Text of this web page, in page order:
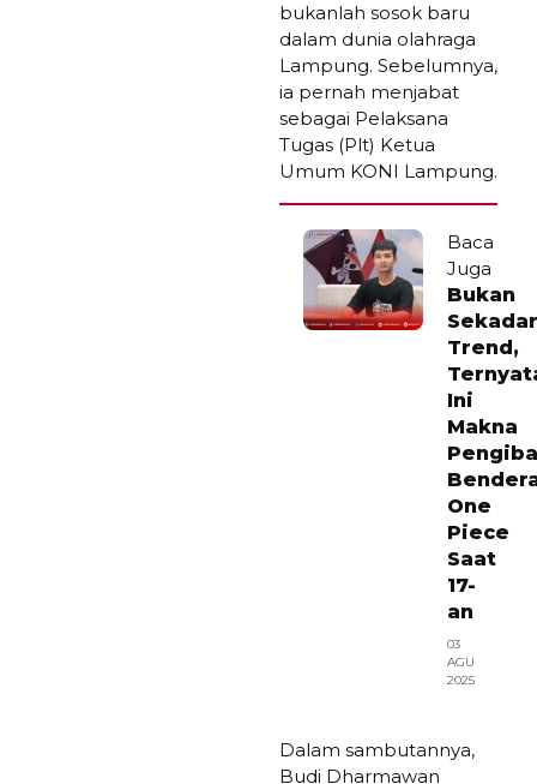
bukanlah sosok baru
dalam dunia olahraga
Lampung. Sebelumnya,
ia pernah menjabat
sebagai Pelaksana
Tugas (Plt) Ketua
Umum KONI Lampung.
Baca
Juga
Bukan
Sekadar
Trend,
Ini
Makna
One
Piece
Saat
17-
an
03
AGU
2025
Dalam sambutannya,
Budi Dharmawan